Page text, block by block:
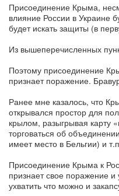
Присоединение Крыма,
влияние России в Украине
будет искать защиты (в
Из вышеперечисленных
Поэтому присоединение
признает поражение.
Ранее мне казалось, что
открывался простор для
крылом, разыгрывая карту
торговаться об
имеет место в Бельгии) и
Присоединение Крыма к
признает свое поражение
ухватить что можно и